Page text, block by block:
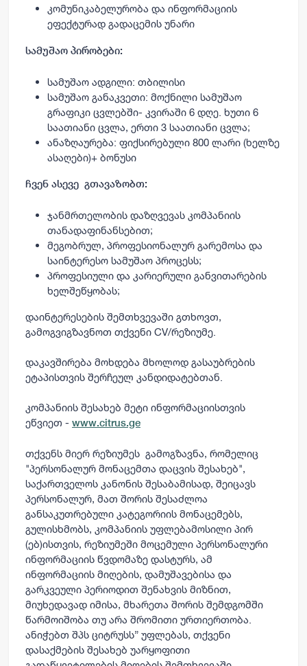
კომუნიკაბელურობა და ინფორმაციის
ეფექტურად გადაცემის უნარი
სამუშაო პირობები:
სამუშაო ადგილი: თბილისი
სამუშაო განაკვეთი: მოქნილი სამუშაო
გრაფიკი ცვლებში- კვირაში 6 დღე. ხუთი 6
საათიანი ცვლა, ერთი 3 საათიანი ცვლა;
ანაზღაურება: ფიქსირებული 800 ლარი (ხელზე
ასაღები)+ ბონუსი
ჩვენ ასევე გთავაზობთ:
ჯანმრთელობის დაზღვევას კომპანიის
თანადაფინანსებით;
მეგობრულ, პროფესიონალურ გარემოსა და
საინტერესო სამუშაო პროცესს;
პროფესიული და კარიერული განვითარების
ხელშეწყობას;
დაინტერესების შემთხვევაში გთხოვთ,
გამოგვიგზავნოთ თქვენი CV/რეზიუმე.
დაკავშირება მოხდება მხოლოდ გასაუბრების
ეტაპისთვის შერჩეულ კანდიდატებთან.
კომპანიის შესახებ მეტი ინფორმაციისთვის
ეწვიეთ - www.citrus.ge
თქვენს მიერ რეზიუმეს გამოგზავნა, რომელიც
"პერსონალურ მონაცემთა დაცვის შესახებ",
საქართველოს კანონის შესაბამისად, შეიცავს
პერსონალურ, მათ შორის შესაძლოა
განსაკუთრებული კატეგორიის მონაცემებს,
გულისხმობს, კომპანიის უფლებამოსილი პირ
(ებ)ისთვის, რეზიუმეში მოცემული პერსონალური
ინფორმაციის წვდომაზე დასტურს, ამ
ინფორმაციის მიღების, დამუშავებისა და
გარკვეული პერიოდით შენახვის მიზნით,
მიუხედავად იმისა, მხარეთა შორის შემდგომში
წარმოიშობა თუ არა შრომითი ურთიერთობა.
ანიჭებთ შპს ციტრუსს” უფლებას, თქვენი
დასაქმების შესახებ უარყოფითი